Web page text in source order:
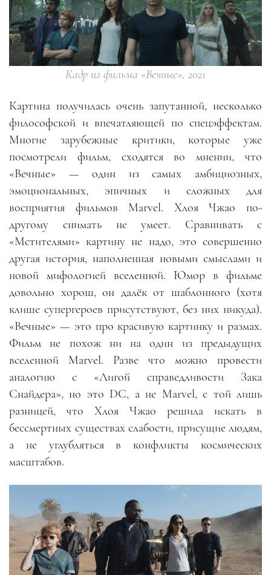
Кадр из фильма «Вечные», 2021
Картина получилась очень запутанной, несколько
философской и впечатляющей по спецэффектам.
Многие зарубежные критики, которые уже
посмотрели фильм, сходятся во мнении, что
«Вечные» — один из самых амбициозных,
эмоциональных, эпичных и сложных для
восприятия фильмов Marvel. Хлоя Чжао по-
другому снимать не умеет. Сравнивать с
«Мстителями» картину не надо, это совершенно
другая история, наполненная новыми смыслами и
новой мифологией вселенной. Юмор в фильме
довольно хорош, он далёк от шаблонного (хотя
клише супергероев присутствуют, без них никуда).
«Вечные» — это про красивую картинку и размах.
Фильм не похож ни на один из предыдущих
вселенной Marvel. Разве что можно провести
аналогию с «Лигой справедливости Зака
Снайдера», но это DC, а не Marvel, с той лишь
разницей, что Хлоя Чжао решила искать в
бессмертных существах слабости, присущие людям,
а не углубляться в конфликты космических
масштабов.